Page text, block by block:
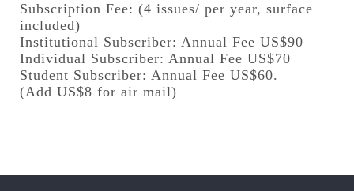
Subscription Fee: (4 issues/ per year, surface
included)
Institutional Subscriber: Annual Fee US$90
Individual Subscriber: Annual Fee US$70
Student Subscriber: Annual Fee US$60.
(Add US$8 for air mail)